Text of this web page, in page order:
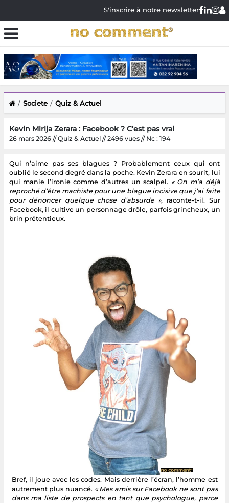
S'inscrire à notre newsletter
Societe Quiz & Actuel
Kevin Mirija Zerara : Facebook ? C’est pas vrai
26 mars 2026 // Quiz & Actuel // 2496 vues // Nc : 194
Qui n’aime pas ses blagues ? Probablement ceux qui ont
oublié le second degré dans la poche. Kevin Zerara en sourit, lui
qui manie l’ironie comme d’autres un scalpel. « On m’a déjà
reproché d’être machiste pour une blague incisive que j’ai faite
pour dénoncer quelque chose d’absurde », raconte-t-il. Sur
Facebook, il cultive un personnage drôle, parfois grincheux, un
brin prétentieux.
Bref, il joue avec les codes. Mais derrière l’écran, l’homme est
autrement plus nuancé. « Mes amis sur Facebook ne sont pas
dans ma liste de prospects en tant que psychologue, parce